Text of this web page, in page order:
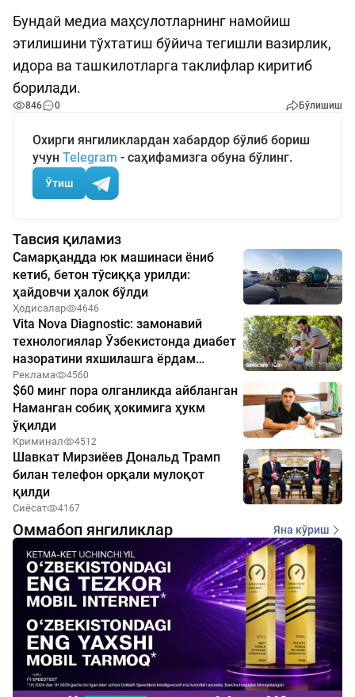
Бундай медиа маҳсулотларнинг намойиш
этилишини тўхтатиш бўйича тегишли вазирлик,
идора ва ташкилотларга таклифлар киритиб
борилади.
846 0 Бўлишиш
Охирги янгиликлардан хабардор бўлиб бориш
учун Telegram - саҳифамизга обуна бўлинг.
Ўтиш
Тавсия қиламиз
Самарқандда юк машинаси ёниб
кетиб, бетон тўсиққа урилди:
ҳайдовчи ҳалок бўлди
Ҳодисалар 4646
Vita Nova Diagnostic: замонавий
технологиялар Ўзбекистонда диабет
назоратини яхшилашга ёрдам
бермоқда
Реклама 4560
$60 минг пора олганликда айбланган
Наманган собиқ ҳокимига ҳукм
ўқилди
Криминал 4512
Шавкат Мирзиёев Дональд Трамп
билан телефон орқали мулоқот
қилди
Сиёсат 4167
Оммабоп янгиликлар Яна кўриш